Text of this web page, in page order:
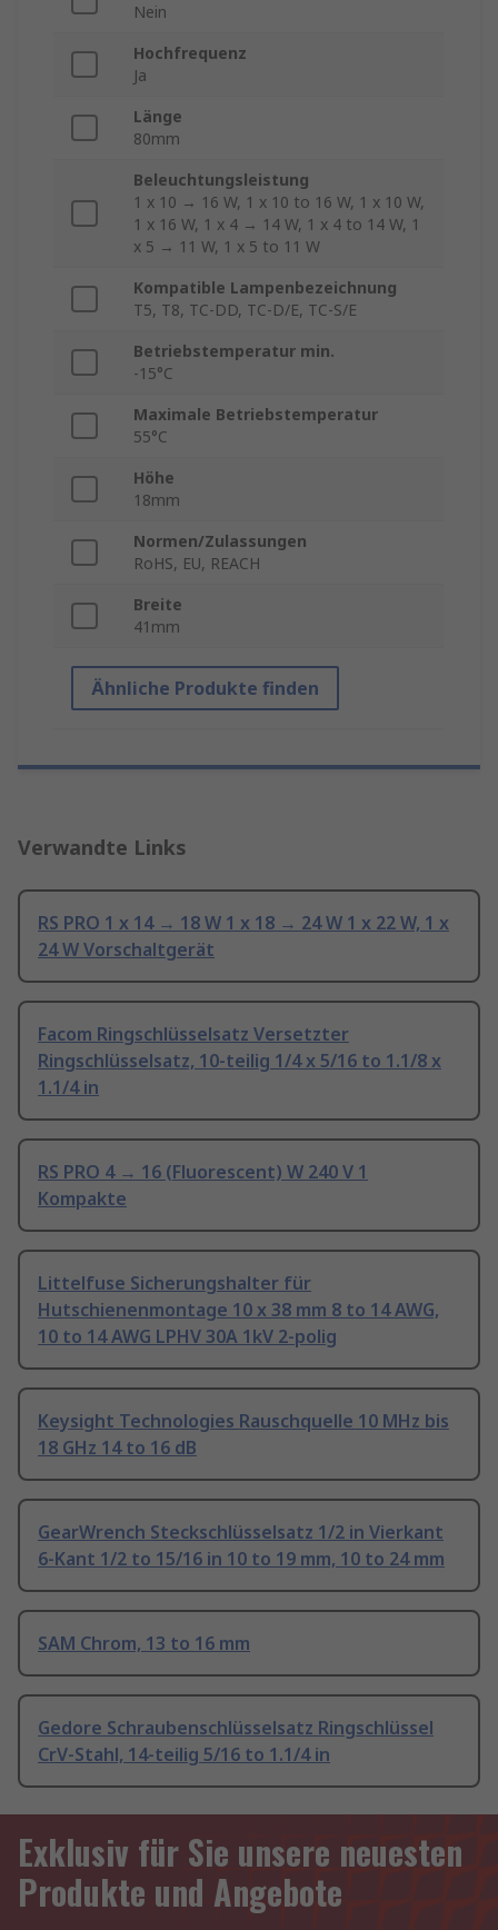
Nein
Hochfrequenz
Ja
Länge
80mm
Beleuchtungsleistung
1 x 10 → 16 W, 1 x 10 to 16 W, 1 x 10 W,
1 x 16 W, 1 x 4 → 14 W, 1 x 4 to 14 W, 1
x 5 → 11 W, 1 x 5 to 11 W
Kompatible Lampenbezeichnung
T5, T8, TC-DD, TC-D/E, TC-S/E
Betriebstemperatur min.
-15°C
Maximale Betriebstemperatur
55°C
Höhe
18mm
Normen/Zulassungen
RoHS, EU, REACH
Breite
41mm
Ähnliche Produkte finden
Verwandte Links
RS PRO 1 x 14 → 18 W 1 x 18 → 24 W 1 x 22 W, 1 x
24 W Vorschaltgerät
Facom Ringschlüsselsatz Versetzter
Ringschlüsselsatz, 10-teilig 1/4 x 5/16 to 1.1/8 x
1.1/4 in
RS PRO 4 → 16 (Fluorescent) W 240 V 1
Kompakte
Littelfuse Sicherungshalter für
Hutschienenmontage 10 x 38 mm 8 to 14 AWG,
10 to 14 AWG LPHV 30A 1kV 2-polig
Keysight Technologies Rauschquelle 10 MHz bis
18 GHz 14 to 16 dB
GearWrench Steckschlüsselsatz 1/2 in Vierkant
6-Kant 1/2 to 15/16 in 10 to 19 mm, 10 to 24 mm
SAM Chrom, 13 to 16 mm
Gedore Schraubenschlüsselsatz Ringschlüssel
CrV-Stahl, 14-teilig 5/16 to 1.1/4 in
Exklusiv für Sie unsere neuesten
Produkte und Angebote